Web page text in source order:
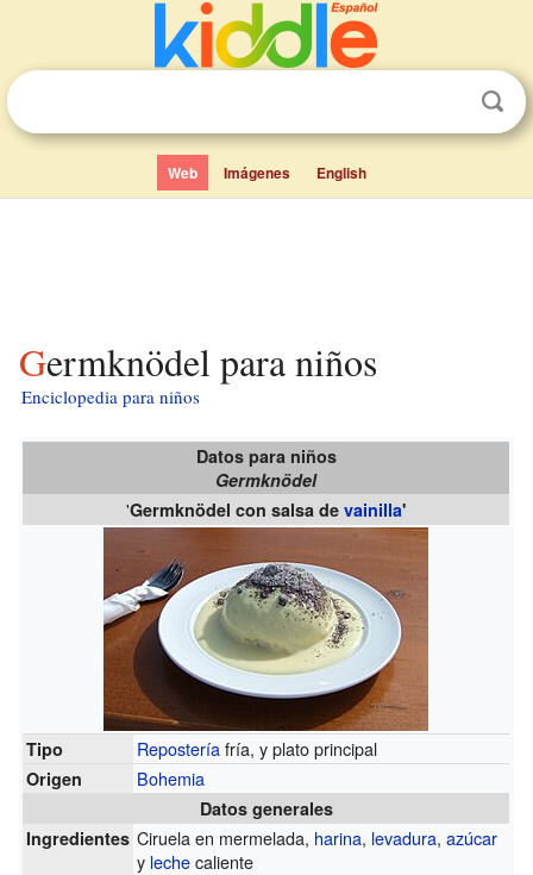
Web Imágenes English
Germknödel para niños
Enciclopedia para niños
Datos para niños
Germknödel
'Germknödel con salsa devainilla'
Tipo Reposteríafría, y plato principal
Origen Bohemia
Datos generales
Ingredientes Ciruela en mermelada, harina, levadura,azúcar
y lechecaliente